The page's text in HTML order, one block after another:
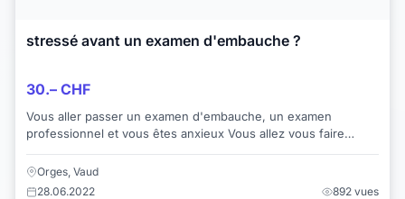
stressé avant un examen d'embauche ?
30.– CHF
Vous aller passer un examen d'embauche, un examen
professionnel et vous êtes anxieux Vous allez vous faire
opérer prochainement. Vous souffrez d...
Orges, Vaud
28.06.2022
892 vues